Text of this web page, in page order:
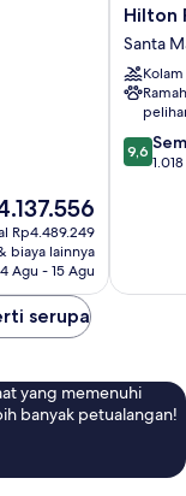
Rp4.489.249
biaya lainnya
Agu - 15 Agu
Hilton
Porto
Gaia
Santa
Marinha
Hilton
Santa
9.6
dari
9,6
serupa
yang memenuhi
banyak petualangan!